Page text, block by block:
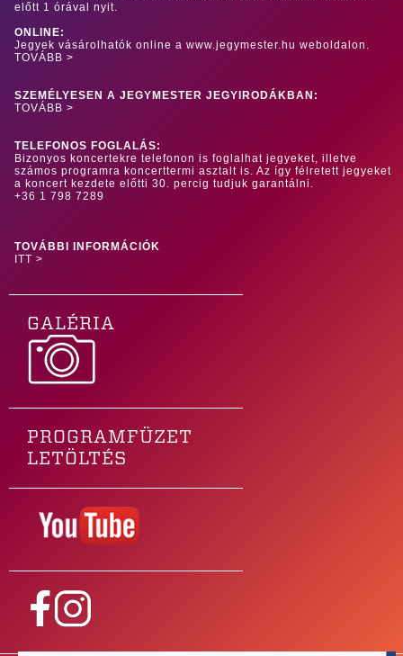
előtt 1 órával nyit.
ONLINE:
Jegyek vásárolhatók online a www.jegymester.hu weboldalon.
TOVÁBB >
SZEMÉLYESEN A JEGYMESTER JEGYIRODÁKBAN:
TOVÁBB >
TELEFONOS FOGLALÁS:
Bizonyos koncertekre telefonon is foglalhat jegyeket, illetve
számos programra koncerttermi asztalt is. Az így félretett jegyeket
a koncert kezdete előtti 30. percig tudjuk garantálni.
+36 1 798 7289
TOVÁBBI INFORMÁCIÓK
ITT >
GALÉRIA
PROGRAMFÜZET
LETÖLTÉS